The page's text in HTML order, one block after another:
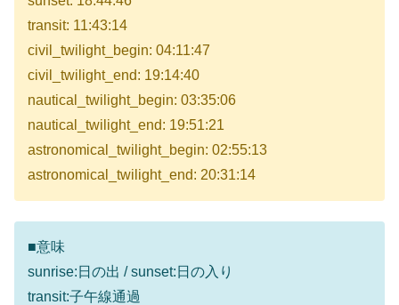
transit: 11:43:14
civil_twilight_begin: 04:11:47
civil_twilight_end: 19:14:40
nautical_twilight_begin: 03:35:06
nautical_twilight_end: 19:51:21
astronomical_twilight_begin: 02:55:13
astronomical_twilight_end: 20:31:14
■意味
sunrise:日の出 / sunset:日の入り
transit:子午線通過